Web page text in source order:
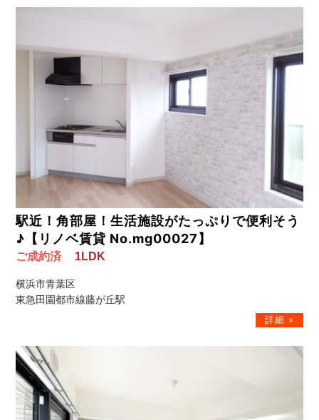
駅近！角部屋！生活施設がたっぷりで便利そう
♪【リノベ賃貸 No.mg00027】
ご成約済 1LDK
横浜市青葉区
東急田園都市線藤が丘駅